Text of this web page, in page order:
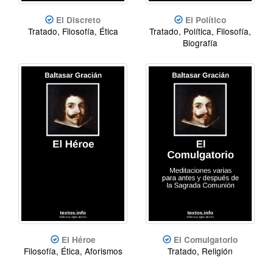
El Discreto
Tratado, Filosofía, Ética
El Político
Tratado, Política, Filosofía,
Biografía
El Héroe
Filosofía, Ética, Aforismos
El Comulgatorio
Tratado, Religión